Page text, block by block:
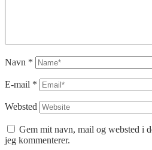
Navn *
E-mail *
Websted
Gem mit navn, mail og websted i
jeg kommenterer.